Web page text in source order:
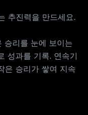
추진력을 만드세요.
승리를 눈에 보이는
성과를 기록. 연속기
은 승리가 쌓여 지속